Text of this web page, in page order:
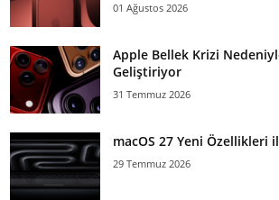
01 Ağustos 2026
Apple Bellek Krizi
Geliştiriyor
31 Temmuz 2026
macOS 27 Yeni Özellikleri
29 Temmuz 2026